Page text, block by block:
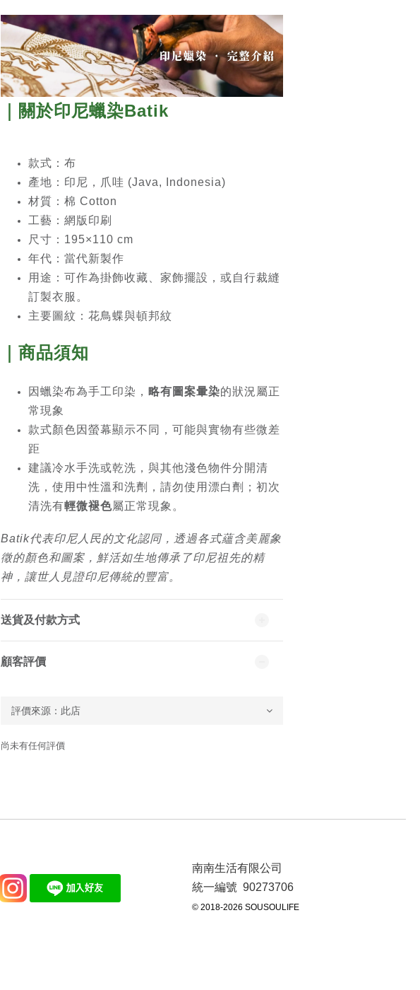
｜關於印尼蠟染Batik
款式：布
產地 ：印尼，爪哇 (Java, Indonesia)
材質：棉 Cotton
工藝：網版印刷
尺寸：195×110 cm
年代：當代新製作
用途：可作為掛飾收藏、家飾擺設，或自行裁縫
訂製衣服。
主要圖紋：花鳥蝶與頓邦紋
｜商品須知
因蠟染布為手工印染， 略有圖案暈染的狀況屬正
常現象
款式顏色因螢幕顯示不同，可能與實物有些微差
距
建議冷水手洗或乾洗，與其他淺色物件分開清
洗，使用中性溫和洗劑，請勿使用漂白劑；初次
清洗有輕微褪色屬正常現象。
Batik代表印尼人民的文化認同，透過各式蘊含美麗象
徵的顏色和圖案，鮮活如生地傳承了印尼祖先的精
神，讓世人見證印尼傳統的豐富。
送貨及付款方式
顧客評價
尚未有任何評價
南南生活有限公司
統一編號 90273706
© 2018-2026 SOUSOULIFE